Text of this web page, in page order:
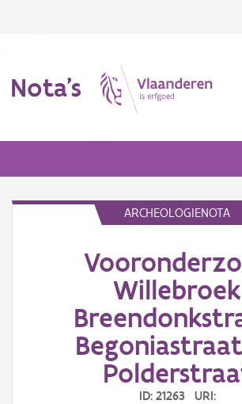
Nota's
ARCHEOLOGIENOTA
Willebroek
ID: 21263 URI: